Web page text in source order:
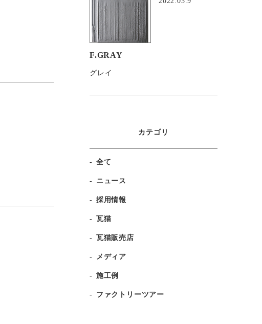
F.GRAY
グレイ
カテゴリ
全て
ニュース
採用情報
瓦猫
瓦猫販売店
メディア
施工例
ファクトリーツアー